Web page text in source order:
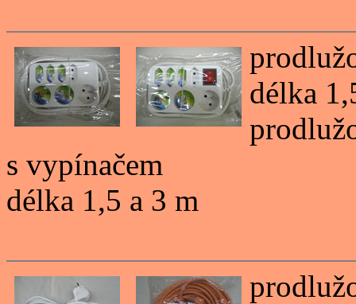
délka
s vypínačem
délka 1,5 a 3 m